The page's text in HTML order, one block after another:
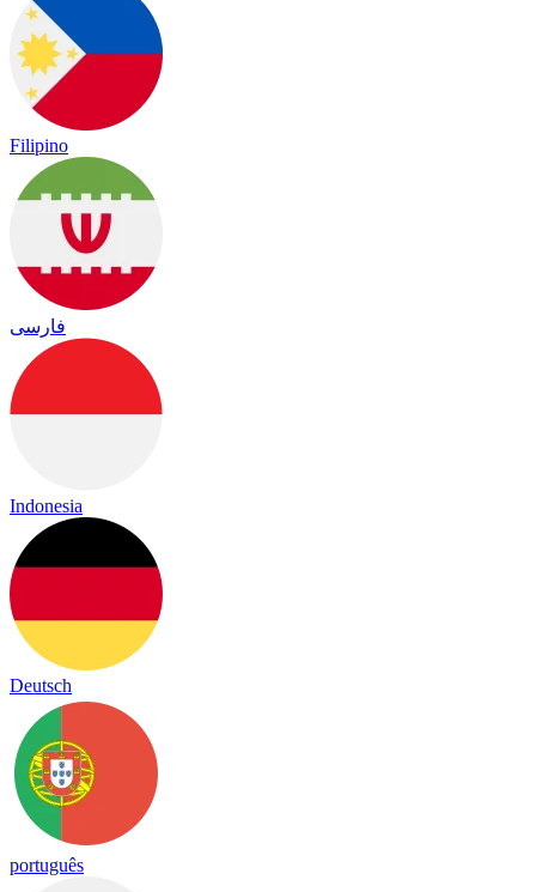
Filipino
فارسی
Indonesia
Deutsch
português